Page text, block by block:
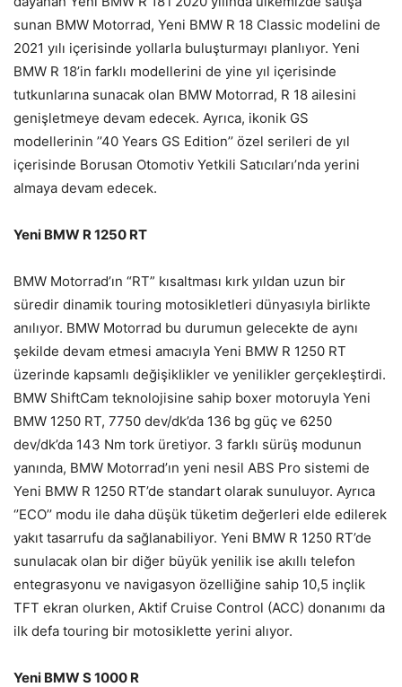
sunan BMW Motorrad, Yeni BMW R 18 Classic modelini de
2021 yılı içerisinde yollarla buluşturmayı planlıyor. Yeni
BMW R 18’in farklı modellerini de yine yıl içerisinde
tutkunlarına sunacak olan BMW Motorrad, R 18 ailesini
genişletmeye devam edecek. Ayrıca, ikonik GS
modellerinin ’’40 Years GS Edition’’ özel serileri de yıl
içerisinde Borusan Otomotiv Yetkili Satıcıları’nda yerini
almaya devam edecek.
Yeni BMW R 1250 RT
BMW Motorrad’ın “RT” kısaltması kırk yıldan uzun bir
süredir dinamik touring motosikletleri dünyasıyla birlikte
anılıyor. BMW Motorrad bu durumun gelecekte de aynı
şekilde devam etmesi amacıyla Yeni BMW R 1250 RT
üzerinde kapsamlı değişiklikler ve yenilikler gerçekleştirdi.
BMW ShiftCam teknolojisine sahip boxer motoruyla Yeni
BMW 1250 RT, 7750 dev/dk’da 136 bg güç ve 6250
dev/dk’da 143 Nm tork üretiyor. 3 farklı sürüş modunun
yanında, BMW Motorrad’ın yeni nesil ABS Pro sistemi de
Yeni BMW R 1250 RT’de standart olarak sunuluyor. Ayrıca
‘’ECO’’ modu ile daha düşük tüketim değerleri elde edilerek
yakıt tasarrufu da sağlanabiliyor. Yeni BMW R 1250 RT’de
sunulacak olan bir diğer büyük yenilik ise akıllı telefon
entegrasyonu ve navigasyon özelliğine sahip 10,5 inçlik
TFT ekran olurken, Aktif Cruise Control (ACC) donanımı da
ilk defa touring bir motosiklette yerini alıyor.
Yeni BMW S 1000 R